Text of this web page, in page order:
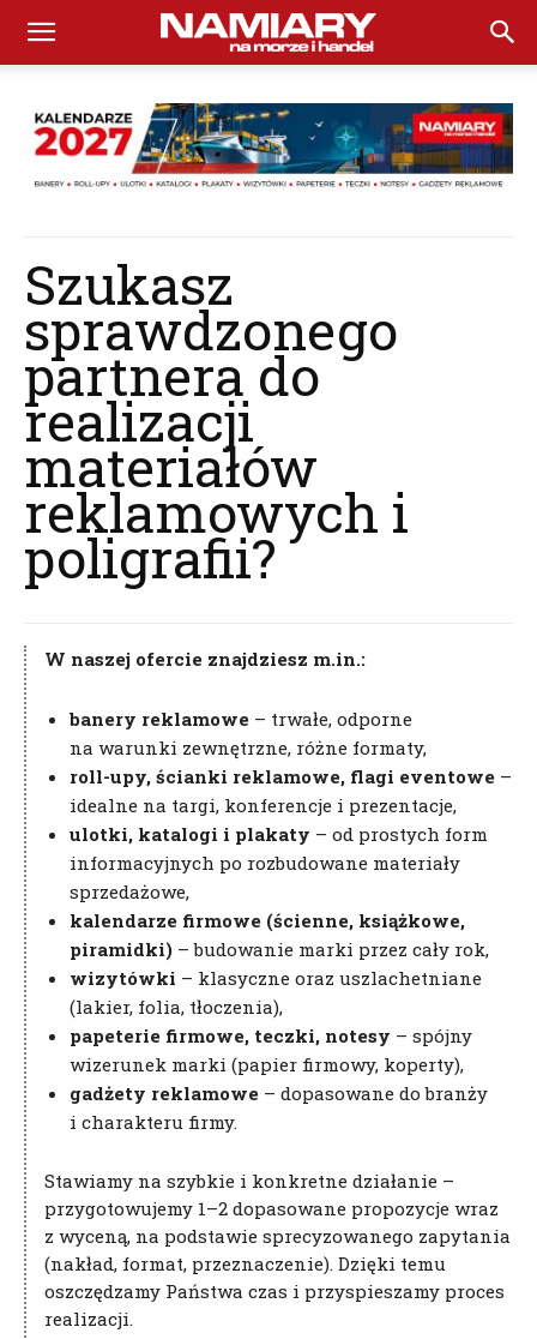
Namiary
Szukasz
sprawdzonego
partnera do
realizacji
materiałów
reklamowych i
poligrafii?
W naszej ofercie znajdziesz m.in.:
banery reklamowe– trwałe, odporne
na warunki zewnętrzne, różne formaty,
roll-upy, ścianki reklamowe, flagi eventowe–
idealne na targi, konferencje i prezentacje,
ulotki, katalogi i plakaty – od prostych form
informacyjnych po rozbudowane materiały
sprzedażowe,
kalendarze firmowe (ścienne, książkowe,
piramidki)– budowanie marki przez cały rok,
wizytówki – klasyczne oraz uszlachetniane
(lakier, folia, tłoczenia),
papeterie firmowe, teczki, notesy – spójny
wizerunek marki (papier firmowy, koperty),
gadżety reklamowe– dopasowane do branży
i charakteru firmy.
Stawiamy na szybkie i konkretne działanie –
przygotowujemy 1–2 dopasowane propozycje wraz
z wyceną, na podstawie sprecyzowanego zapytania
(nakład, format, przeznaczenie). Dzięki temu
oszczędzamy Państwa czas i przyspieszamy proces
realizacji.
Informacja o Twoich danych
Prosimy o zapoznanie się z poniższymi
informacjami oraz wyrażenie zgody poprzez
zaznaczenie pola „zgadzam się”. Pamiętaj, że zawsze
możesz wycofać zgodę.
Drogi użytkowniku,
25 maja 2018 roku weszło w życie Rozporządzenie
Parlamentu Europejskiego i Rady(UE) 2016/679 z
fizycznych w związku z przetwarzaniem danych
osobowych i w sprawie swobodnego przepływu
takich danych oraz uchylenia dyrektywy 95/46/WE
określane jako „RODO”, „ORODO”, „GDPR” lub „Ogólne
Rozporządzenie o Ochronie Danych”
W związku z tym informujemy cię o przetwarzaniu